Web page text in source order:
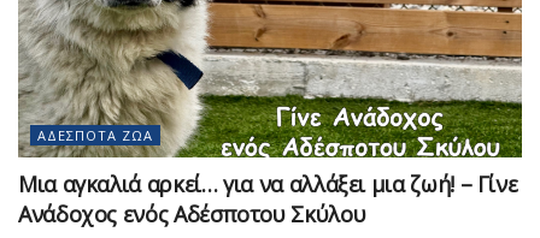
ΑΔΈΣΠΟΤΑ ΖΏΑ
Μια αγκαλιά αρκεί… για να αλλάξει μια ζωή! – Γίνε
Ανάδοχος ενός Αδέσποτου Σκύλου